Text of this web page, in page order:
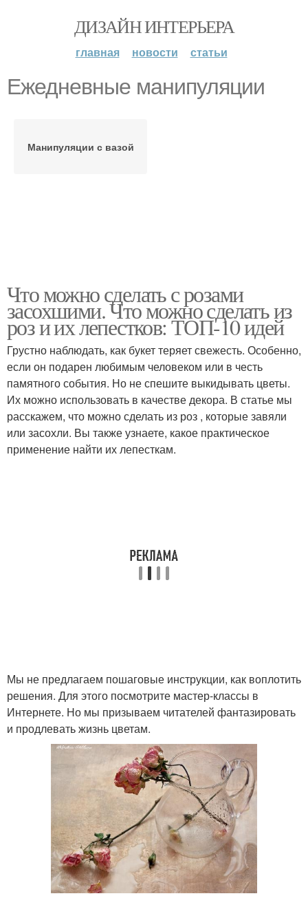
ДИЗАЙН ИНТЕРЬЕРА
главная новости статьи
Ежедневные манипуляции
Манипуляции с вазой
Что можно сделать с розами
засохшими. Что можно сделать из
роз и их лепестков: ТОП-10 идей
Грустно наблюдать, как букет теряет свежесть. Особенно,
если он подарен любимым человеком или в честь
памятного события. Но не спешите выкидывать цветы.
Их можно использовать в качестве декора. В статье мы
расскажем, что можно сделать из роз , которые завяли
или засохли. Вы также узнаете, какое практическое
применение найти их лепесткам.
Мы не предлагаем пошаговые инструкции, как воплотить
решения. Для этого посмотрите мастер-классы в
Интернете. Но мы призываем читателей фантазировать
и продлевать жизнь цветам.